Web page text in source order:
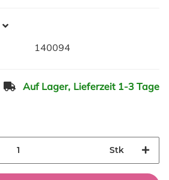
140094
Auf Lager, Lieferzeit 1-3 Tage
Stk